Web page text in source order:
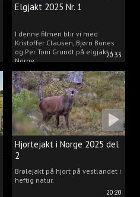
20:33
Elgjakt 2025 Nr. 1
I denne filmen blir vi med
Kristoffer Clausen, Bjørn Bones
og Per Toni Grundt på elgjakt i
Norge.
20:20
Hjortejakt i Norge 2025 del
2
Brølejakt på hjort på vestlandet i
heftig natur.